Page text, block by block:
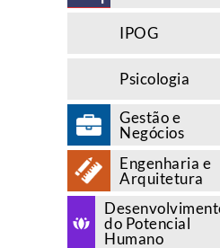
IPOG
Psicologia
Gestão e
Negócios
Engenharia e
Arquitetura
do Potencial
Humano